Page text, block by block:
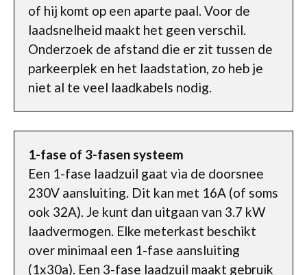
of hij komt op een aparte paal. Voor de
laadsnelheid maakt het geen verschil.
Onderzoek de afstand die er zit tussen de
parkeerplek en het laadstation, zo heb je
niet al te veel laadkabels nodig.
1-fase of 3-fasen systeem
Een 1-fase laadzuil gaat via de doorsnee
230V aansluiting. Dit kan met 16A (of soms
ook 32A). Je kunt dan uitgaan van 3.7 kW
laadvermogen. Elke meterkast beschikt
over minimaal een 1-fase aansluiting
(1x30a). Een 3-fase laadzuil maakt gebruik